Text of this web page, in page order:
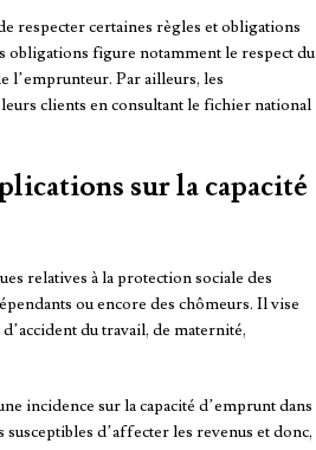
respecter certaines règles et obligations
obligations figure notamment le respect du
l’emprunteur. Par ailleurs, les
clients en consultant le fichier national
sur la capacité
relatives à la protection sociale des
ou encore des chômeurs. Il vise
du travail, de maternité,
incidence sur la capacité d’emprunt dans
d’affecter les revenus et donc,